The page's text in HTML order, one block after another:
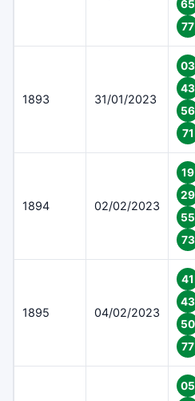
65
77
1893 31/01/2023
03
43
56
71
1894 02/02/2023
19
29
55
73
1895 04/02/2023
41
43
50
77
05